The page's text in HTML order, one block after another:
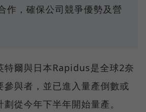
作，確保公司競爭優勢及營
特爾與日本Rapidus是全球2奈
參與者，並已進入量產倒數或
從今年下半年開始量產。